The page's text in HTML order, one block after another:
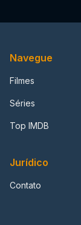
Navegue
Filmes
Séries
Top IMDB
Jurídico
Contato